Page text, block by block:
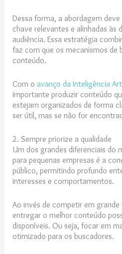
Dessa forma, a abordagem
chave relevantes e alinhadas às
audiência. Essa estratégia
faz com que os mecanismos de
conteúdo.
Com oavanço da Inteligência
importante produzir conteúdo
estejam organizados de forma
ser útil, mas se não for
2. Sempre priorize a qualidade
Um dos grandes diferenciais do
para pequenas empresas é a
público, permitindo profundo
interesses e comportamentos.
Ao invés de competir em
entregar o melhor conteúdo
disponíveis. Ou seja, focar em
otimizado para os buscadores.